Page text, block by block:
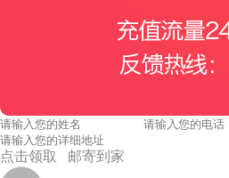
点击领取 邮寄到家